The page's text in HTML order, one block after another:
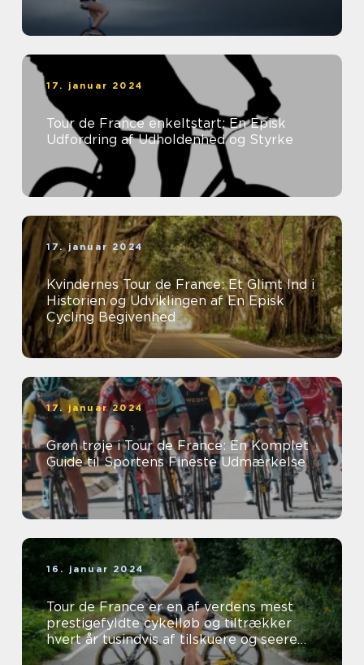
17. januar 2024
Tour de France enkeltstart: En Episk
Udfordring af Udholdenhed og Styrke
17. januar 2024
Kvindernes Tour de France: Et Glimt Ind i
Historien og Udviklingen af En Episk
Cycling Begivenhed
17. januar 2024
Grøn trøje i Tour de France: En Komplet
Guide til Sportens Fineste Udmærkelse
16. januar 2024
Tour de France er en af verdens mest
prestigefyldte cykelløb og tiltrækker
hvert år tusindvis af tilskuere og seere
fra hele verden